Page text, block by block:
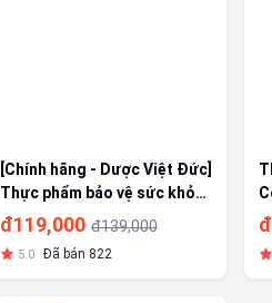
[Chính hãng - Dược Việt Đức]
Thực phẩm bảo vệ sức khỏe
Alaska Omega 3 tăng cường
thị lực - lọ 100 viên
đ119,000 đ139,000
5.0 Đã bán 822